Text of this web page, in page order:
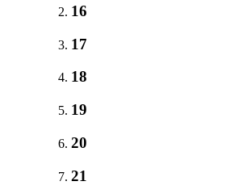
16
17
18
19
20
21